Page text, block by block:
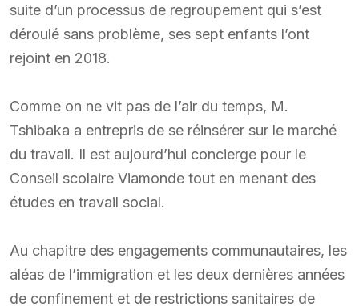
suite d’un processus de regroupement qui s’est
déroulé sans problème, ses sept enfants l’ont
rejoint en 2018.
Comme on ne vit pas de l’air du temps, M.
Tshibaka a entrepris de se réinsérer sur le marché
du travail. Il est aujourd’hui concierge pour le
Conseil scolaire Viamonde tout en menant des
études en travail social.
Au chapitre des engagements communautaires, les
aléas de l’immigration et les deux dernières années
de confinement et de restrictions sanitaires de